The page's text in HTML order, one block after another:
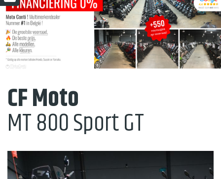
CF Moto
MT 800 Sport GT